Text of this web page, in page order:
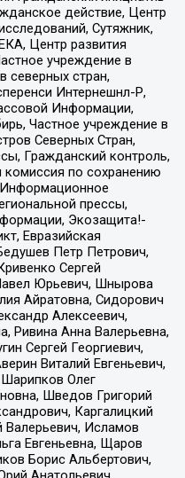
действие, Центр
Сутяжник,
Центр развития
учреждение в
северных стран,
Интернешнл-Р,
Информации,
Частное учреждение в
Северных Стран,
Гражданский контроль,
по сохранению
прессы,
Экозащита!-
Евразийская
Петр Петрович,
Сергей
Юрьевич, Шнырова
Айратовна, Сидорович
Алексеевич,
Ривина Анна Валерьевна,
Сергей Георгиевич,
Виталий Евгеньевич,
Олег
Шведов Григорий
Каргалицкий
Исламов
Евгеньевна, Щаров
Борис Альбертович,